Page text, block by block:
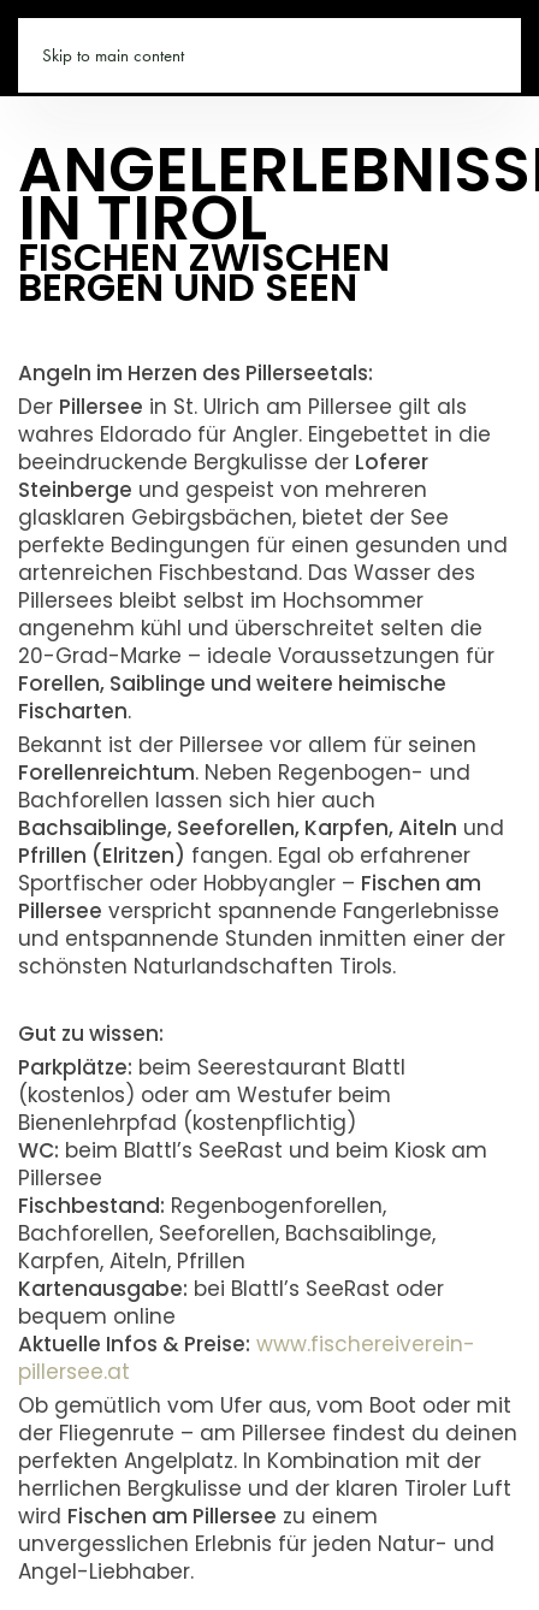
Skip to main content
PILLERSEETAL.CO
IN TIROL
FISCHEN ZWISCHEN
BERGEN UND SEEN
Angeln im Herzen des Pillerseetals:
Der Pillersee in St. Ulrich am Pillersee gilt als
wahres Eldorado für Angler. Eingebettet in die
beeindruckende Bergkulisse der Loferer
Steinberge und gespeist von mehreren
glasklaren Gebirgsbächen, bietet der See
perfekte Bedingungen für einen gesunden und
artenreichen Fischbestand. Das Wasser des
Pillersees bleibt selbst im Hochsommer
angenehm kühl und überschreitet selten die
20-Grad-Marke – ideale Voraussetzungen für
Forellen, Saiblinge und weitere heimische
Fischarten.
Bekannt ist der Pillersee vor allem für seinen
Forellenreichtum. Neben Regenbogen- und
Bachforellen lassen sich hier auch
Bachsaiblinge, Seeforellen, Karpfen, Aiteln und
Pfrillen (Elritzen) fangen. Egal ob erfahrener
Sportfischer oder Hobbyangler – Fischen am
Pillersee verspricht spannende Fangerlebnisse
und entspannende Stunden inmitten einer der
schönsten Naturlandschaften Tirols.
Gut zu wissen:
Parkplätze: beim Seerestaurant Blattl
(kostenlos) oder am Westufer beim
Bienenlehrpfad (kostenpflichtig)
WC: beim Blattl’s SeeRast und beim Kiosk am
Pillersee
Fischbestand: Regenbogenforellen,
Bachforellen, Seeforellen, Bachsaiblinge,
Karpfen, Aiteln, Pfrillen
Kartenausgabe: bei Blattl’s SeeRast oder
bequem online
Aktuelle Infos & Preise: www.fischereiverein-
pillersee.at
Ob gemütlich vom Ufer aus, vom Boot oder mit
der Fliegenrute – am Pillersee findest du deinen
perfekten Angelplatz. In Kombination mit der
herrlichen Bergkulisse und der klaren Tiroler Luft
wird Fischen am Pillersee zu einem
unvergesslichen Erlebnis für jeden Natur- und
Angel-Liebhaber.